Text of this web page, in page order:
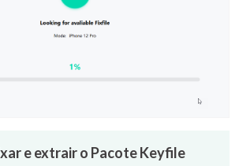
e extrair o Pacote Keyfile